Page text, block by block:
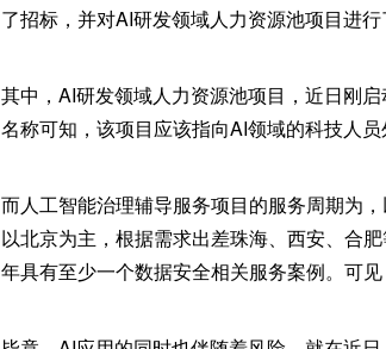
了招标，并对AI研发领域人力资源池项目进行
其中，AI研发领域人力资源池项目，近日刚
名称可知，该项目应该指向AI领域的科技人员
而人工智能治理辅导服务项目的服务周期为
以北京为主，根据需求出差珠海、西安、合
年具有至少一个数据安全相关服务案例。可